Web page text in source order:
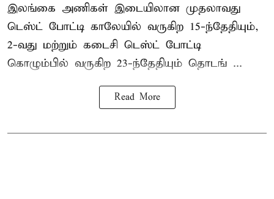
இலங்கை அணிகள் இடையிலான முதலாவது
டெஸ்ட் போட்டி காலேயில் வருகிற 15-ந்தேதியும்,
2-வது மற்றும் கடைசி டெஸ்ட் போட்டி
கொழும்பில் வருகிற 23-ந்தேதியும் தொடங் ...
Read More